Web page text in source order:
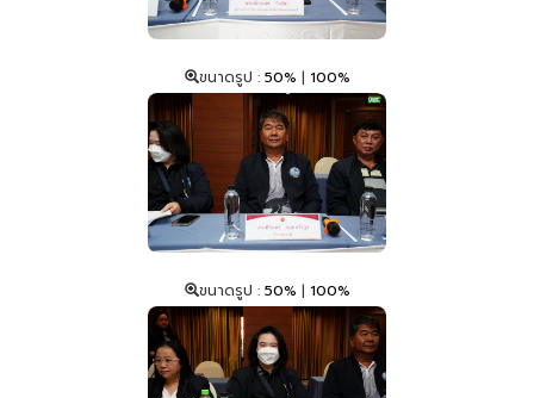
ขนาดรูป : 50% | 100%
ขนาดรูป : 50% | 100%